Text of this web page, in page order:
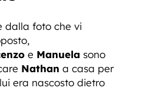
dalla foto che vi
e Manuela sono
Nathan a casa per
era nascosto dietro